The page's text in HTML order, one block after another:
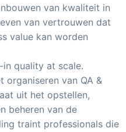
van kwaliteit in
van vertrouwen dat
value kan worden
quality at scale.
organiseren van QA &
uit het opstellen,
beheren van de
traint professionals die